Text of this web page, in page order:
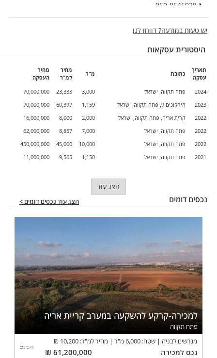
📞 050-8545928
יש טעות במודעה? דווחו לנו
היסטורית עסקאות
תאריך
עסקה
כתובת מ"ר
מחיר
למ"ר
מחיר
העסקה
2024
פתח תקווה, ישראל 3,000
23,333
70,000,000
2023
הירקונים 9, פתח תקווה, ישראל 1,159
60,397
70,000,000
2022
קרית אריה, פתח תקווה, ישראל 2,000
8,000
16,000,000
2022
פתח תקווה, ישראל 7,000
8,857
62,000,000
2022
פתח תקווה, ישראל 10,000
45,000
450,000,000
2021
פתח תקווה, ישראל 1,150
9,565
11,000,000
הצג עוד
נכסים דומים הצג עוד נכסים דומים >
למכירה-קרקע להשקעה במערב קריית אריה
פתח תקווה
מגרשים לבניה
שטח: 6,000 מ"ר מחיר למ"ר: 10,200
₪
נכס למכירה 61,200,000
₪